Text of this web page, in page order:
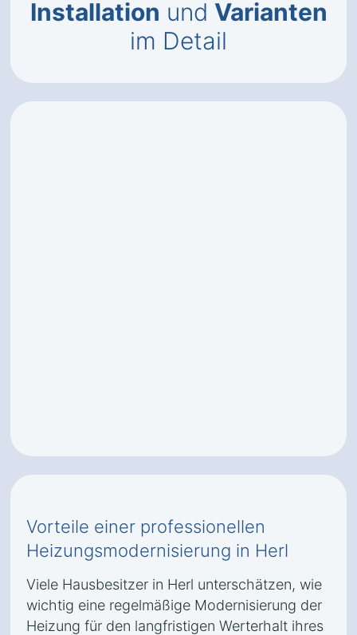
Installation und Varianten
im Detail
Vorteile einer professionellen
Heizungsmodernisierung in Herl
Viele Hausbesitzer in Herl unterschätzen, wie
wichtig eine regelmäßige Modernisierung der
Heizung für den langfristigen Werterhalt ihres